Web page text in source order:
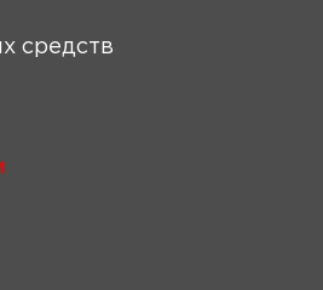
средств